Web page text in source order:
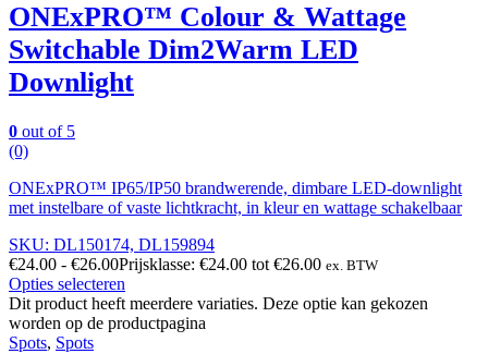
ONExPRO™ Colour & Wattage
Switchable Dim2Warm LED
Downlight
0 out of 5
(0)
ONExPRO™ IP65/IP50 brandwerende, dimbare LED-downlight
met instelbare of vaste lichtkracht, in kleur en wattage schakelbaar
SKU: DL150174, DL159894
€24.00 - €26.00Prijsklasse: €24.00 tot €26.00 ex. BTW
Opties selecteren
Dit product heeft meerdere variaties. Deze optie kan gekozen
worden op de productpagina
Spots, Spots